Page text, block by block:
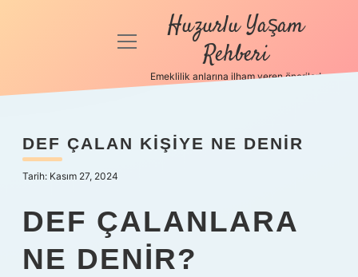
Anasayfa
Politikası
Yasal Uyarı
Hakkımızda
menüyü
Huzurlu Yaşam
Rehberi
Emeklilik anlarına ilham veren öneriler!
DEF ÇALAN KIŞIYE NE DENIR
Tarih: Kasım 27, 2024
DEF ÇALANLARA
NE DENIR?